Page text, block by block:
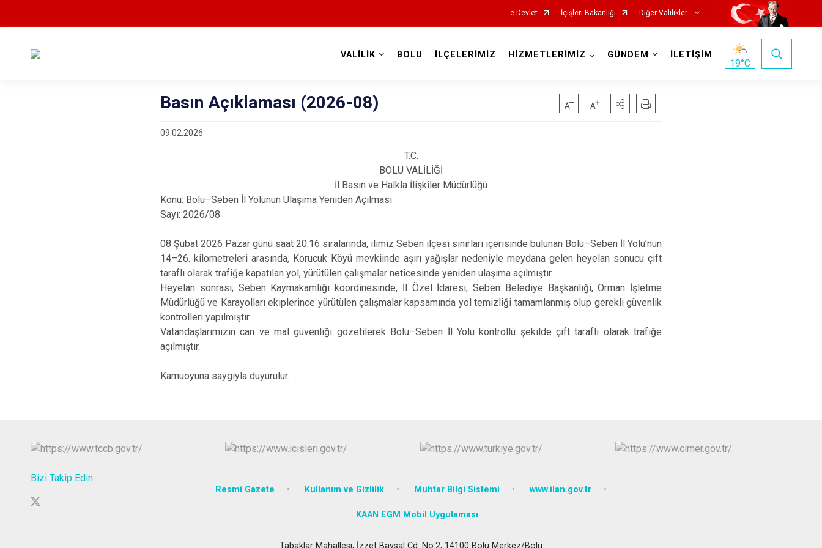
e-Devlet İçişleri Bakanlığı Diğer Valilikler
VALİLİK BOLU İLÇELERİMİZ HİZMETLERİMİZ GÜNDEM İLETİŞİM
19°C
Basın Açıklaması (2026-08)
09.02.2026
T.C.
BOLU VALİLİĞİ
İl Basın ve Halkla İlişkiler Müdürlüğü
Konu: Bolu–Seben İl Yolunun Ulaşıma Yeniden Açılması
Sayı: 2026/08
08 Şubat 2026 Pazar günü saat 20.16 sıralarında, ilimiz Seben ilçesi sınırları içerisinde bulunan Bolu–Seben İl Yolu’nun
14–26. kilometreleri arasında, Korucuk Köyü mevkiinde aşırı yağışlar nedeniyle meydana gelen heyelan sonucu çift
taraflı olarak trafiğe kapatılan yol, yürütülen çalışmalar neticesinde yeniden ulaşıma açılmıştır.
Heyelan sonrası; Seben Kaymakamlığı koordinesinde, İl Özel İdaresi, Seben Belediye Başkanlığı, Orman İşletme
Müdürlüğü ve Karayolları ekiplerince yürütülen çalışmalar kapsamında yol temizliği tamamlanmış olup gerekli güvenlik
kontrolleri yapılmıştır.
Vatandaşlarımızın can ve mal güvenliği gözetilerek Bolu–Seben İl Yolu kontrollü şekilde çift taraflı olarak trafiğe
açılmıştır.
Kamuoyuna saygıyla duyurulur.
Bizi Takip Edin
Resmi Gazete Kullanım ve Gizlilik Muhtar Bilgi Sistemi www.ilan.gov.tr
KAAN EGM Mobil Uygulaması
Tabaklar Mahallesi, İzzet Baysal Cd. No:2, 14100 Bolu Merkez/Bolu